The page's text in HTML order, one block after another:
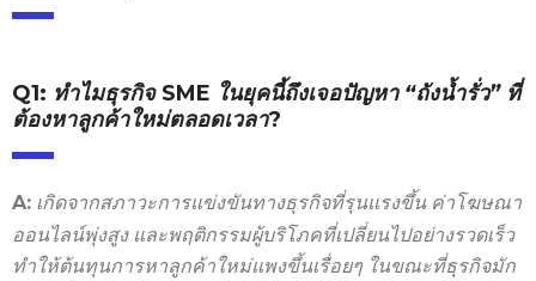
Q1: ทำไมธุรกิจ SME ในยุคนี้ถึงเจอปัญหา “ถังน้ำรั่ว” ที่
ต้องหาลูกค้าใหม่ตลอดเวลา?
A: เกิดจากสภาวะการแข่งขันทางธุรกิจที่รุนแรงขึ้น ค่าโฆษณา
ออนไลน์พุ่งสูง และพฤติกรรมผู้บริโภคที่เปลี่ยนไปอย่างรวดเร็ว
ทำให้ต้นทุนการหาลูกค้าใหม่แพงขึ้นเรื่อยๆ ในขณะที่ธุรกิจมัก